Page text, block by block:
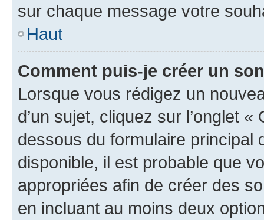
sur chaque message votre
Haut
Comment puis-je créer un
Lorsque vous rédigez un
d’un sujet, cliquez sur l’onglet
dessous du formulaire principal
disponible, il est probable que
appropriées afin de créer des
en incluant au moins deux